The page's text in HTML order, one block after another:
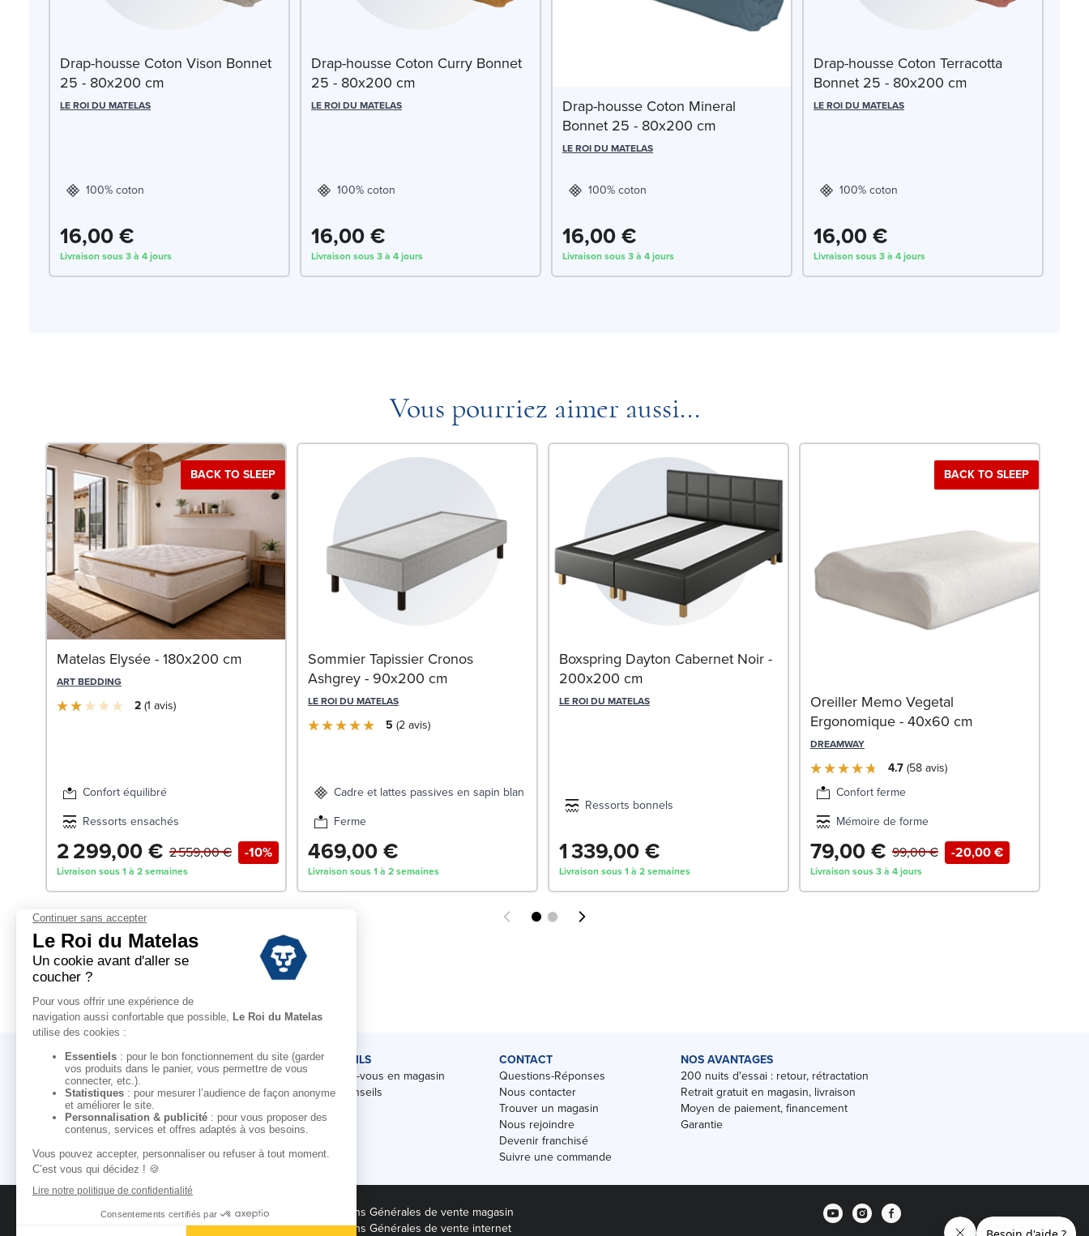
Drap-housse Coton Vison Bonnet
25 - 80x200 cm
LE ROI DU MATELAS
100% coton
16,00 €
Livraison sous 3 à 4 jours
Drap-housse Coton Curry Bonnet
25 - 80x200 cm
LE ROI DU MATELAS
100% coton
16,00 €
Livraison sous 3 à 4 jours
Drap-housse Coton Mineral
Bonnet 25 - 80x200 cm
LE ROI DU MATELAS
100% coton
16,00 €
Livraison sous 3 à 4 jours
Drap-housse Coton Terracotta
Bonnet 25 - 80x200 cm
LE ROI DU MATELAS
100% coton
16,00 €
Livraison sous 3 à 4 jours
Vous pourriez aimer aussi...
BACK TO SLEEP
Matelas Elysée - 180x200 cm
ART BEDDING
2 1 avis
Confort équilibré
Ressorts ensachés
2 299,00 € -10%
2 559,00 €
Livraison sous 1 à 2 semaines
Sommier Tapissier Cronos
Ashgrey - 90x200 cm
LE ROI DU MATELAS
5 2avis
Cadre et lattes passives en sapin blanc
Ferme
469,00 €
Livraison sous 1 à 2 semaines
Boxspring Dayton Cabernet Noir -
200x200 cm
LE ROI DU MATELAS
Ressorts bonnels
1 339,00 €
Livraison sous 1 à 2 semaines
BACK TO SLEEP
Oreiller Memo Vegetal
Ergonomique - 40x60 cm
DREAMWAY
4.7 58avis
Confort ferme
Mémoire de forme
79,00 € -20,00 €
99,00 €
Livraison sous 3 à 4 jours
LE ROI DU MATELAS
Notre histoire
Notre savoir-faire
Nos marques
Pour les professionnels
Campagne d'affiliation
CONSEILS
Rendez-vous en magasin
Nos conseils
CONTACT
Questions-Réponses
Nous contacter
Trouver un magasin
Nous rejoindre
Devenir franchisé
Suivre une commande
NOS AVANTAGES
200 nuits d'essai : retour, rétractation
Retrait gratuit en magasin, livraison
Moyen de paiement, financement
Garantie
Conditions des offres
Black Friday
Conditions Générales de vente magasin
Conditions Générales de vente internet